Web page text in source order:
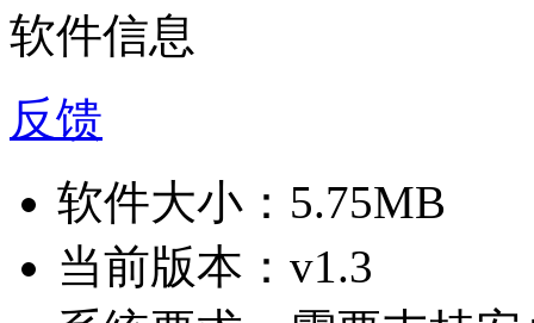
软件信息
反馈
软件大小： 5.75MB
当前版本： v1.3